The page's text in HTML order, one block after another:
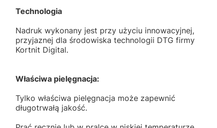
Technologia
Nadruk wykonany jest przy użyciu innowacyjnej,
przyjaznej dla środowiska technologii DTG firmy
Kortnit Digital.
Właściwa pielęgnacja:
Tylko właściwa pielęgnacja może zapewnić
długotrwałą jakość.